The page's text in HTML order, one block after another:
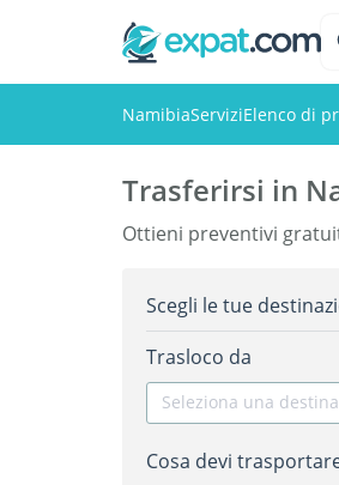
NamibiaServiziElenco di
Trasferirsi in
Ottieni preventivi
Scegli le tue
Trasloco da
Seleziona una
Cosa devi